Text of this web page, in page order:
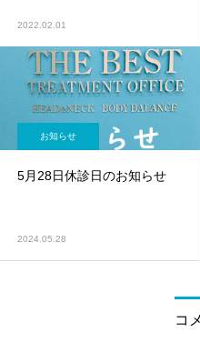
2022.02.01
お知らせ
5月28日休診日のお知らせ
2024.05.28
コ